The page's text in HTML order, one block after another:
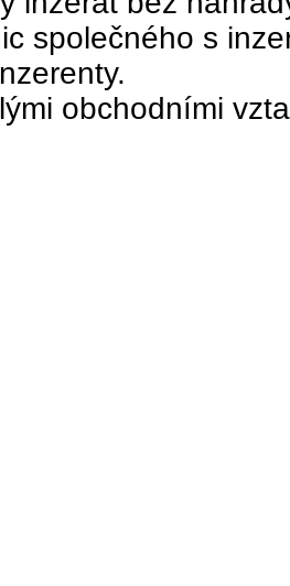
společného s
obchodními